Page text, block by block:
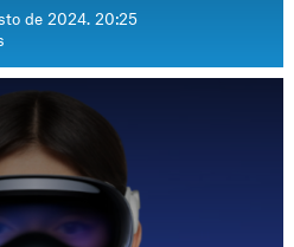
de 2024. 20:25